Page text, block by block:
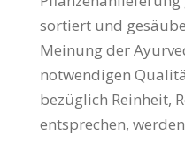
sortiert und
Meinung der
notwendigen
bezüglich Reinheit,
entsprechen,